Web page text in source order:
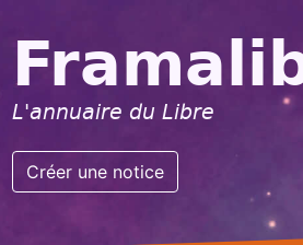
L'annuaire du Libre
Créer une notice